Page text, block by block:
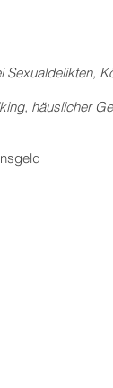
Sexualdelikten,
häuslicher